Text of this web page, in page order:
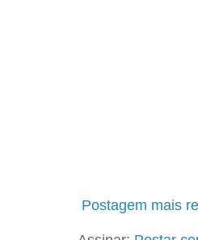
Postagem mais